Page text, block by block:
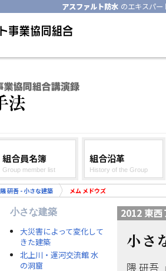
アスファルト防水 のエキスパ
組合員名簿
Group member list
組合沿革
History of the Group
隈 研吾 - 小さな建築 メム メドウズ
小さな建築
大災害によって変化して
きた建築
北上川・運河交流館 水
の洞窟
2012 東
小さ
隈 研吾